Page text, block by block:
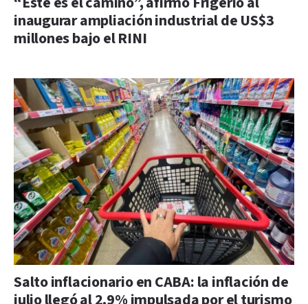
inaugurar ampliación industrial de US$3
millones bajo el RINI
Salto inflacionario en CABA: la inflación de
julio llegó al 2,9% impulsada por el turismo